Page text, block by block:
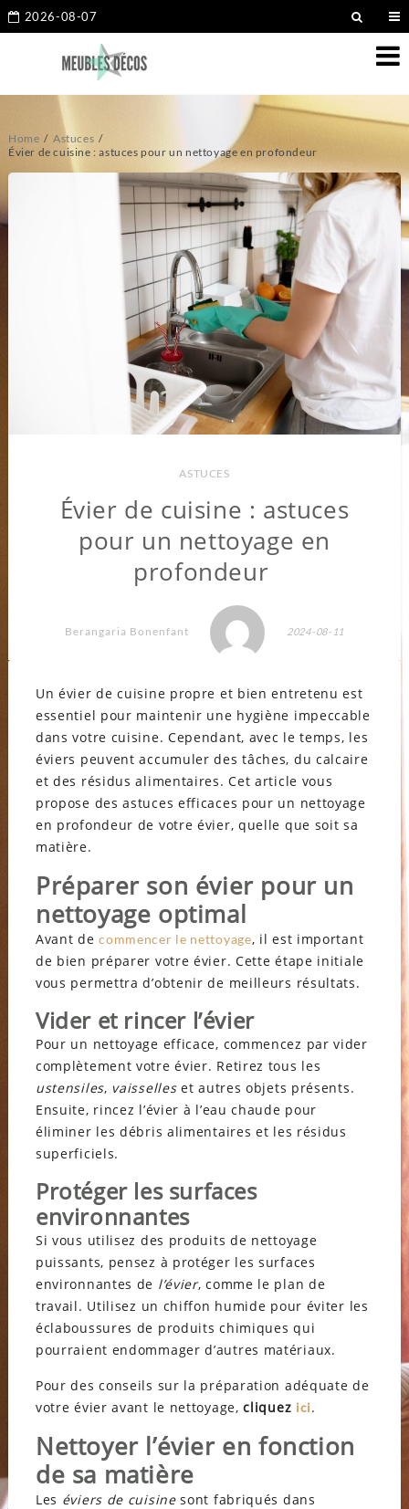
2026-08-07
Home
Astuces
Évier de cuisine : astuces pour un nettoyage en profondeur
ASTUCES
Évier de cuisine : astuces
pour un nettoyage en
profondeur
Berangaria Bonenfant 2024-08-11
Un évier de cuisine propre et bien entretenu est
essentiel pour maintenir une hygiène impeccable
dans votre cuisine. Cependant, avec le temps, les
éviers peuvent accumuler des tâches, du calcaire
et des résidus alimentaires. Cet article vous
propose des astuces efficaces pour un nettoyage
en profondeur de votre évier, quelle que soit sa
matière.
Préparer son évier pour un
nettoyage optimal
Avant decommencer le nettoyage, il est important
de bien préparer votre évier. Cette étape initiale
vous permettra d’obtenir de meilleurs résultats.
Vider et rincer l’évier
Pour un nettoyage efficace, commencez par vider
complètement votre évier. Retirez tous les
ustensiles, vaisselleset autres objets présents.
Ensuite, rincez l’évier à l’eau chaude pour
éliminer les débris alimentaires et les résidus
superficiels.
Protéger les surfaces
environnantes
Si vous utilisez des produits de nettoyage
puissants, pensez à protéger les surfaces
environnantes de l’évier, comme le plan de
travail. Utilisez un chiffon humide pour éviter les
éclaboussures de produits chimiques qui
pourraient endommager d’autres matériaux.
Pour des conseils sur la préparation adéquate de
votre évier avant le nettoyage,cliquez ici.
Nettoyer l’évier en fonction
de sa matière
Les éviers de cuisinesont fabriqués dans